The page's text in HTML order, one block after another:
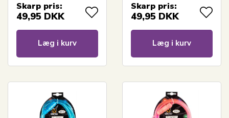
Skarp pris:
49,95 DKK
Læg i kurv
Skarp pris:
49,95 DKK
Læg i kurv